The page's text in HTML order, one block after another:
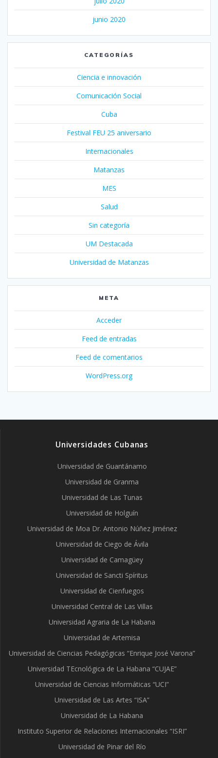
junio 2020
CATEGORÍAS
Ciencia e innovación
Comunicación Social
Cuba
Festival FEU 25 aniversario
Internacionales
Matanzas
MES
Salud
Sin categoría
UM Destacada
Universidad de Matanzas
META
Acceder
Feed de entradas
Feed de comentarios
WordPress.org
Universidades Cubanas
Universidad de Guantánamo
Universidad de Granma
Universidad de Las Tunas
Universidad de Holguín
Universidad de Moa Dr. Antonio Núñez Jiménez
Universidad de Ciego de Ávila
Universidad de Camagüey
Universidad de Sancti Spíritus
Universidad de Cienfuegos
Universidad Central de Las Villas
Universidad Agraria de La Habana
Universidad de Artemisa
Universidad de Ciencias Pedagógicas “Enrique José Varona”
Universidad TEcnológica de La Habana “CUJAE”
Universidad de Ciencias Informáticas “UCI”
Universidad de Las Artes “ISA”
Universidad de La Habana
Instituto Superior de Relaciones Internacionales “ISRI”
Universidad de Pinar del Río